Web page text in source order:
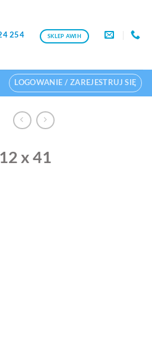
254 SKLEP AWIH
LOGOWANIE / ZAREJESTRUJ SIĘ
x 41